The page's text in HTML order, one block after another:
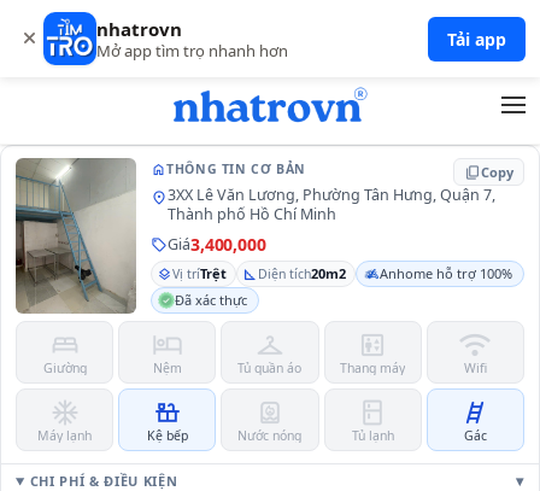
nhatrovn
Mở app tìm trọ nhanh hơn Tải app
homeTHÔNG TIN CƠ BẢN content_copyCopy
location_on3XX Lê Văn Lương, Phường Tân Hưng, Quận 7,
Thành phố Hồ Chí Minh
sellGiá3,400,000
layersVị tríTrệt square_foot Diện tích20m2
Anhome hỗ trợ 100%
Đã xác thực
bed
Giường
hotel
Nệm
checkroom
Tủ quần áo
elevator
Thang máy
wifi
Wifi
ac_unit
Máy lạnh
countertops
Kệ bếp
water_heater
Nước nóng
kitchen
Tủ lạnh
tools_ladder
Gác
CHI PHÍ & ĐIỀU KIỆN